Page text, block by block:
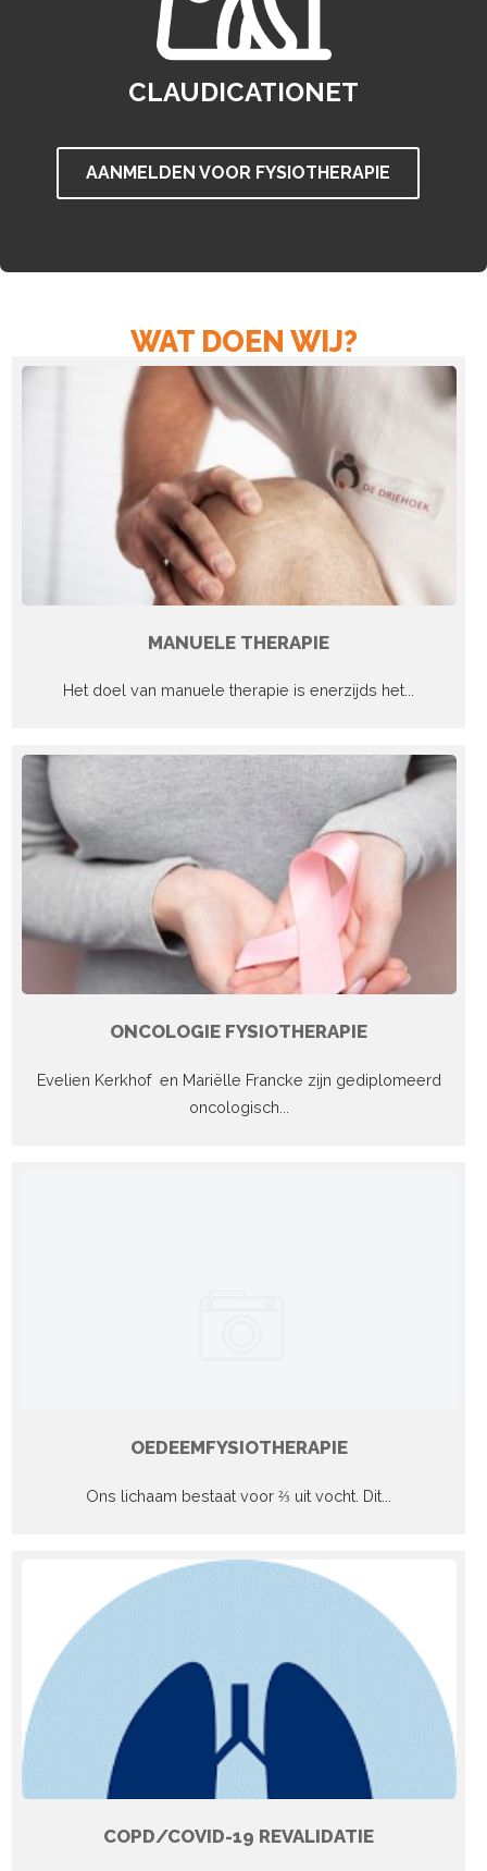
CLAUDICATIONET
AANMELDEN VOOR FYSIOTHERAPIE
WAT DOEN WIJ?
MANUELE THERAPIE
Het doel van manuele therapie is enerzijds het...
ONCOLOGIE FYSIOTHERAPIE
Evelien Kerkhof en Mariëlle Francke zijn gediplomeerd
oncologisch...
OEDEEMFYSIOTHERAPIE
Ons lichaam bestaat voor ⅔ uit vocht. Dit...
COPD/COVID-19 REVALIDATIE